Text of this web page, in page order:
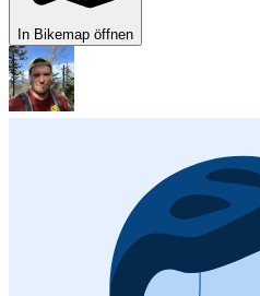
In Bikemap öffnen